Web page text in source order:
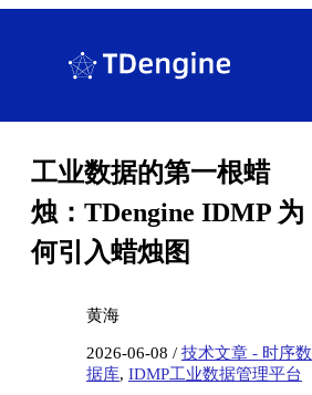
工业数据的第一根蜡
烛：TDengine IDMP 为
何引入蜡烛图
黄海
2026-06-08 / 技术文章 - 时序数
据库, IDMP工业数据管理平台